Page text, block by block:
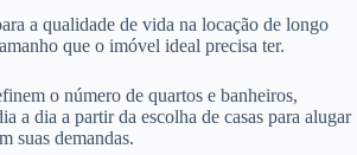
a qualidade de vida na locação de longo
que o imóvel ideal precisa ter.
o número de quartos e banheiros,
a dia a partir da escolha de casas para alugar
suas demandas.